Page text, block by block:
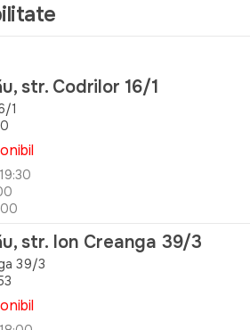
str. Codrilor 16/1
1
str. Ion Creanga 39/3
39/3